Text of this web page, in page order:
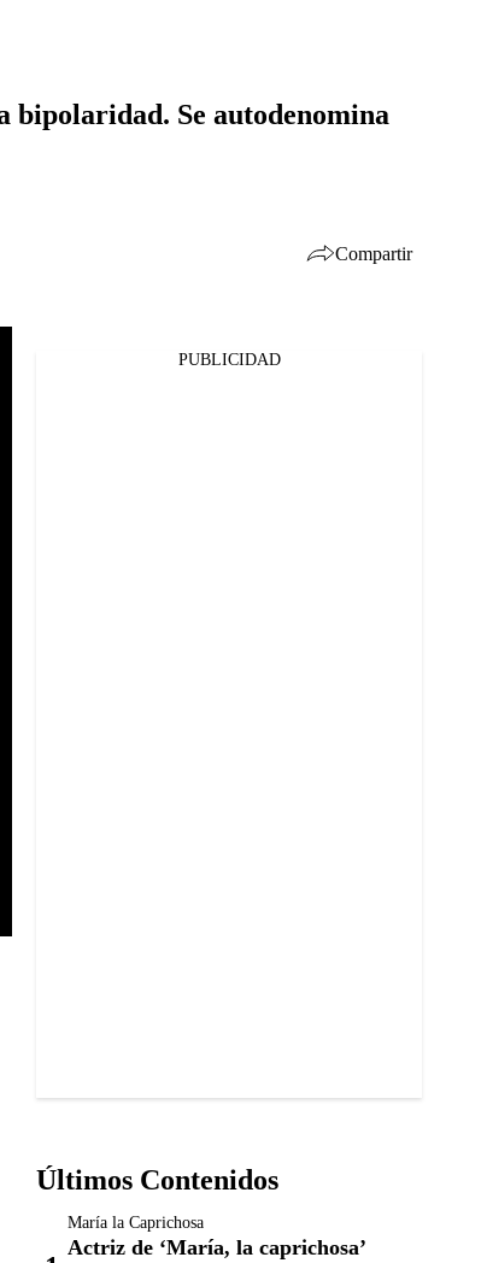
bipolaridad. Se autodenomina
Compartir
PUBLICIDAD
Últimos Contenidos
María la Caprichosa
Actriz de ‘María, la caprichosa’